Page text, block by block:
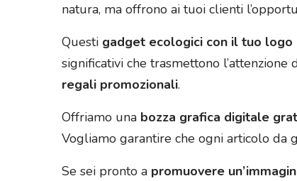
natura, ma offrono ai tuoi clienti
Questi gadget ecologici con il tuo logo
significativi che trasmettono l’attenzione
regali promozionali.
Offriamo una bozza grafica digitale
Vogliamo garantire che ogni articolo da
Se sei pronto a promuovere